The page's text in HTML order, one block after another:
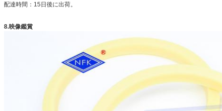
配達時間：15日後に出荷。
8.映像鑑賞